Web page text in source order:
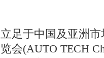
立足于中国及亚洲
览会(AUTO TECH